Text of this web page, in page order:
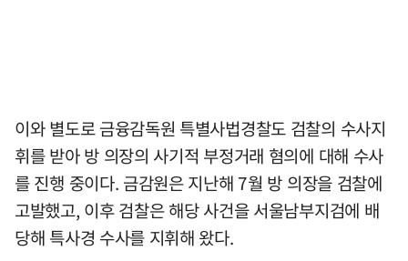
이와 별도로 금융감독원 특별사법경찰도 검찰의 수사지
휘를 받아 방 의장의 사기적 부정거래 혐의에 대해 수사
를 진행 중이다. 금감원은 지난해 7월 방 의장을 검찰에
고발했고, 이후 검찰은 해당 사건을 서울남부지검에 배
당해 특사경 수사를 지휘해 왔다.